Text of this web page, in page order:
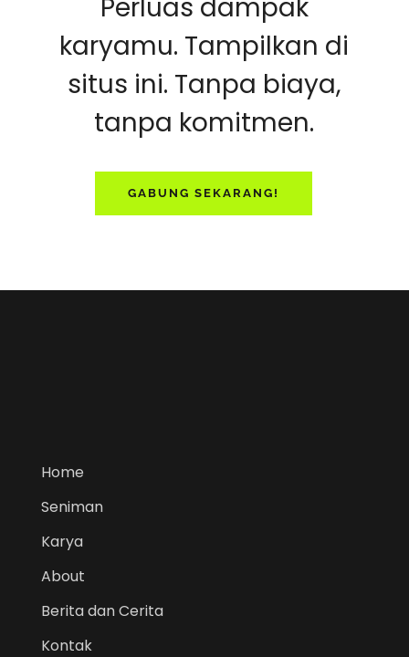
Perluas dampak
karyamu. Tampilkan di
situs ini. Tanpa biaya,
tanpa komitmen.
GABUNG SEKARANG!
Home
Seniman
Karya
About
Berita dan Cerita
Kontak